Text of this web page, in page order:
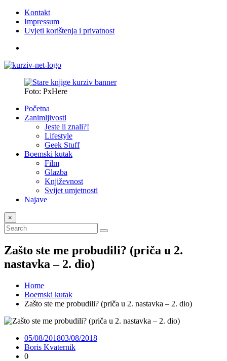
Kontakt
Impressum
Uvjeti korištenja i privatnost
Foto: PxHere
Početna
Zanimljivosti
Jeste li znali?!
Lifestyle
Geek Stuff
Boemski kutak
Film
Glazba
Književnost
Svijet umjetnosti
Najave
×
Zašto ste me probudili? (priča u 2.
nastavka – 2. dio)
Home
Boemski kutak
Zašto ste me probudili? (priča u 2. nastavka – 2. dio)
05/08/201803/08/2018
Boris Kvaternik
0